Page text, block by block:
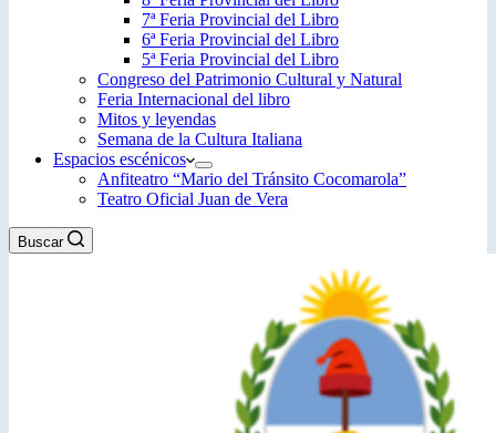
7ª Feria Provincial del Libro
6ª Feria Provincial del Libro
5ª Feria Provincial del Libro
Congreso del Patrimonio Cultural y Natural
Feria Internacional del libro
Mitos y leyendas
Semana de la Cultura Italiana
Espacios escénicos
Anfiteatro “Mario del Tránsito Cocomarola”
Teatro Oficial Juan de Vera
Buscar